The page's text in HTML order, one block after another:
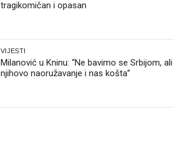
tragikomičan i opasan
VIJESTI
Milanović u Kninu: “Ne bavimo se Srbijom, ali
njihovo naoružavanje i nas košta”